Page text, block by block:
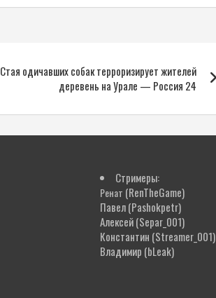
Стая одичавших собак терроризирует жителей
деревень на Урале — Россия 24
Стримеры:
Ренат (RenTheGame)
Павел(Pashokpetr)
Алексей(Separ_001)
Константин (Streamer_001)
Владимир (bLeak)